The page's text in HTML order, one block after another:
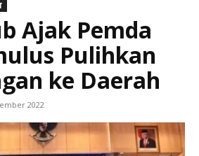
Ajak Pemda
Pulihkan
ke Daerah
2022